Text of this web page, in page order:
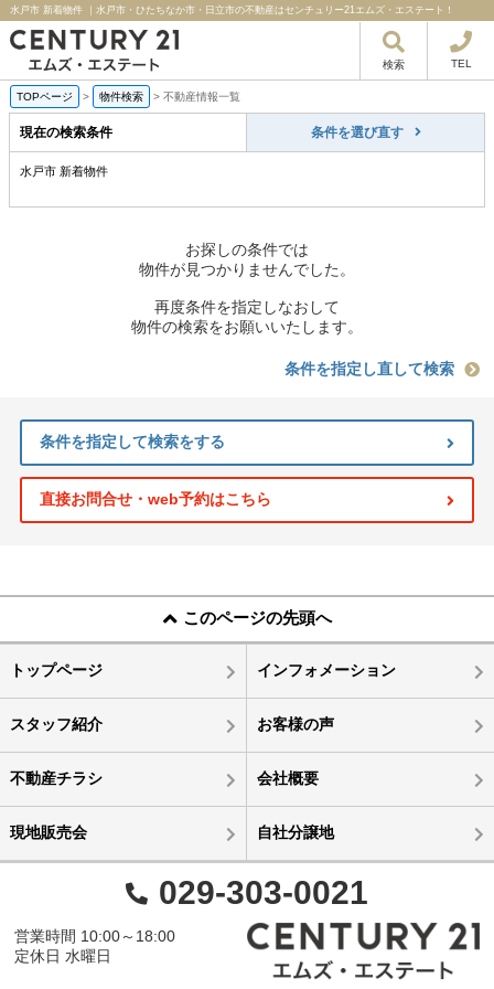
水戸市 新着物件 ｜水戸市・ひたちなか市・日立市の不動産はセンチュリー21エムズ・エステート！
検索 TEL
TOPページ > 物件検索 > 不動産情報一覧
現在の検索条件 条件を選び直す
水戸市 新着物件
お探しの条件では
物件が見つかりませんでした。
再度条件を指定しなおして
物件の検索をお願いいたします。
条件を指定し直して検索
条件を指定して検索をする
直接お問合せ・web予約はこちら
このページの先頭へ
トップページ インフォメーション
スタッフ紹介 お客様の声
不動産チラシ 会社概要
現地販売会 自社分譲地
029-303-0021
営業時間 10:00～18:00
定休日 水曜日